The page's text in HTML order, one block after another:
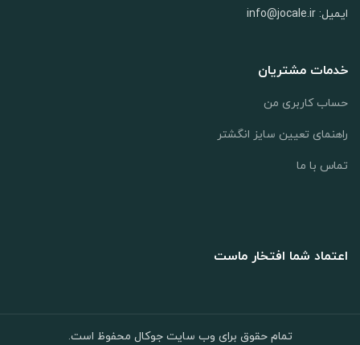
ایمیل: info@jocale.ir
خدمات مشتریان
حساب کاربری من
راهنمای تعیین سایز انگشتر
تماس با ما
اعتماد شما افتخار ماست
تمام حقوق برای وب سایت جوکال محفوظ است.